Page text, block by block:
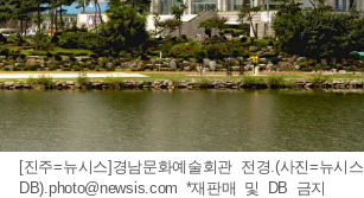
[진주=뉴시스]경남문화예술회관 전경.(사진=뉴시스
DB) .photo@newsis.com *재판매 및 DB 금지